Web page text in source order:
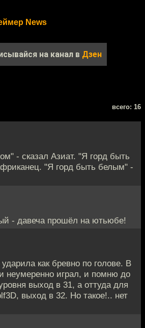
News
на канал в Дзен
всего: 16
- сказал Азиат. "Я горд быть
"Я горд быть белым" -
- давеча прошёл на ютьюбе!
как бревно по голове. В
неумеренно играл, и помню до
выход в 31, а оттуда для
выход в 32. Но такое!.. нет